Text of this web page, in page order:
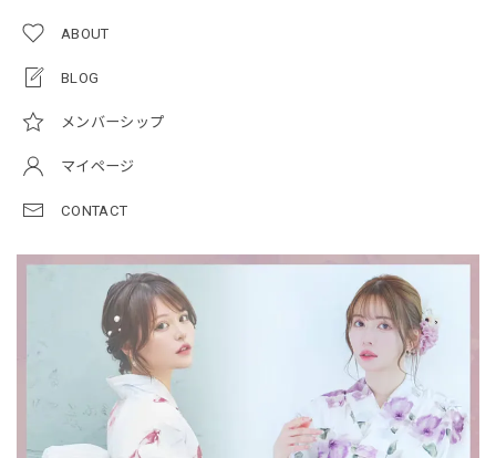
ABOUT
BLOG
メンバーシップ
マイページ
CONTACT